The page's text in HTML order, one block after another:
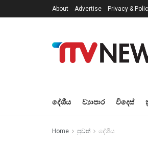
About Advertise Privacy &
දේශීය ව්‍යාපාර විදෙස්
Home පුවත් දේශීය